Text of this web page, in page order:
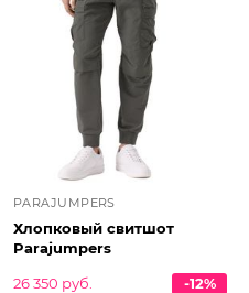
PARAJUMPERS
Хлопковый свитшот
Parajumpers
26 350 руб.
-12%